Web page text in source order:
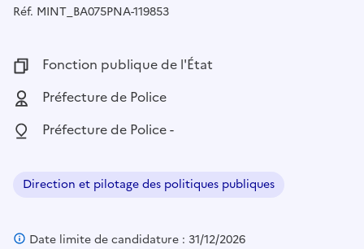
Réf. Référence :
MINT_BA075PNA-119853
Fonction publique :
Fonction publique de l'État
Employeur :
Préfecture de Police
Localisation :
Préfecture de Police -
Domaine :
Direction et pilotage des politiques publiques
Date limite de candidature : 31/12/2026